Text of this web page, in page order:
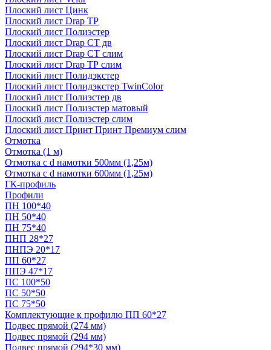
Плоский лист Цинк
Плоский лист Drap ТР
Плоский лист Полиэстер
Плоский лист Drap СТ дв
Плоский лист Drap СТ слим
Плоский лист Drap ТР слим
Плоский лист Полидэкстер
Плоский лист Полидэкстер TwinColor
Плоский лист Полиэстер дв
Плоский лист Полиэстер матовый
Плоский лист Полиэстер слим
Плоский лист Принт Принт Премиум слим
Отмотка
Отмотка (1 м)
Отмотка с d намотки 500мм (1,25м)
Отмотка с d намотки 600мм (1,25м)
ГК-профиль
Профили
ПН 100*40
ПН 50*40
ПН 75*40
ПНП 28*27
ПНПЭ 20*17
ПП 60*27
ППЭ 47*17
ПС 100*50
ПС 50*50
ПС 75*50
Комплектующие к профилю ПП 60*27
Подвес прямой (274 мм)
Подвес прямой (294 мм)
Подвес прямой (294*30 мм)